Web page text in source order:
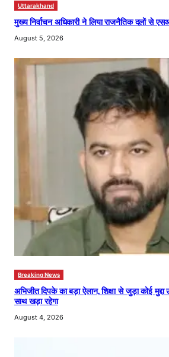
Uttarakhand
मुख्य निर्वाचन अधिकारी ने लिया राजनैतिक दलों से
August 5, 2026
Breaking News
अभिजीत दिपके का बड़ा ऐलान, शिक्षा से जुड़ा कोई मुद्दा
साथ खड़ा रहेगा
August 4, 2026